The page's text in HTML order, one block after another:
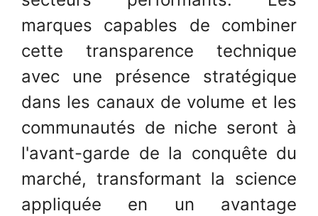
marques capables de combiner
cette transparence technique
avec une présence stratégique
dans les canaux de volume et les
communautés de niche seront à
l'avant-garde de la conquête du
marché, transformant la science
appliquée en un avantage